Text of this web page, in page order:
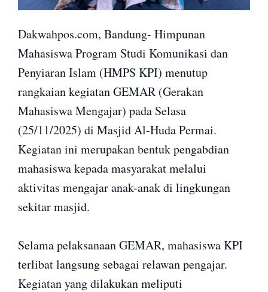
Dakwahpos.com, Bandung- Himpunan
Mahasiswa Program Studi Komunikasi dan
Penyiaran Islam (HMPS KPI) menutup
rangkaian kegiatan GEMAR (Gerakan
Mahasiswa Mengajar) pada Selasa
(25/11/2025) di Masjid Al-Huda Permai.
Kegiatan ini merupakan bentuk pengabdian
mahasiswa kepada masyarakat melalui
aktivitas mengajar anak-anak di lingkungan
sekitar masjid.
Selama pelaksanaan GEMAR, mahasiswa KPI
terlibat langsung sebagai relawan pengajar.
Kegiatan yang dilakukan meliputi